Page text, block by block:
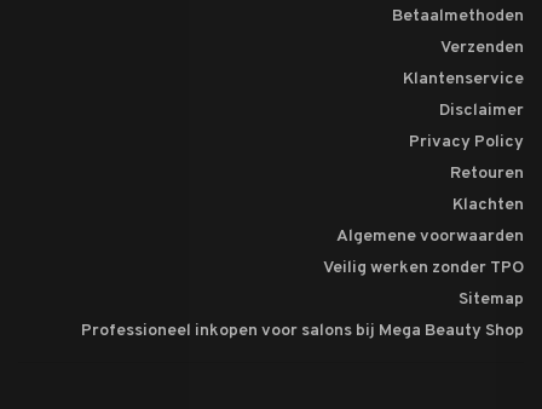
Betaalmethoden
Verzenden
Klantenservice
Disclaimer
Privacy Policy
Retouren
Klachten
Algemene voorwaarden
Veilig werken zonder TPO
Sitemap
Professioneel inkopen voor salons bij Mega Beauty Shop